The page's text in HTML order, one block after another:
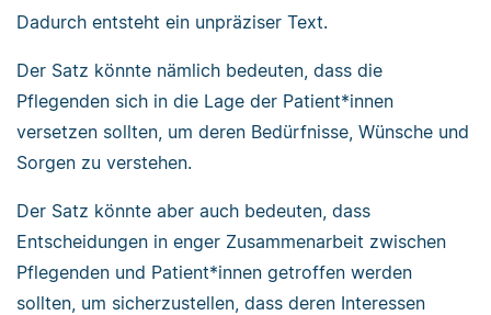
Dadurch entsteht ein unpräziser Text.
Der Satz könnte nämlich bedeuten, dass die
Pflegenden sich in die Lage der Patient*innen
versetzen sollten, um deren Bedürfnisse, Wünsche und
Sorgen zu verstehen.
Der Satz könnte aber auch bedeuten, dass
Entscheidungen in enger Zusammenarbeit zwischen
Pflegenden und Patient*innen getroffen werden
sollten, um sicherzustellen, dass deren Interessen